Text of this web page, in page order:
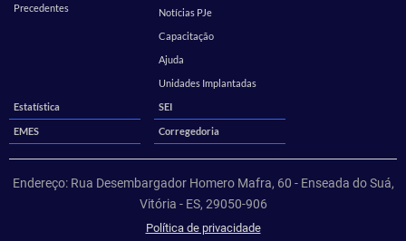
Precedentes
Notícias PJe
Capacitação
Ajuda
Unidades Implantadas
Estatística
SEI
EMES Corregedoria
Endereço: Rua Desembargador Homero Mafra, 60 - Enseada do Suá,
Vitória - ES, 29050-906
Política de privacidade